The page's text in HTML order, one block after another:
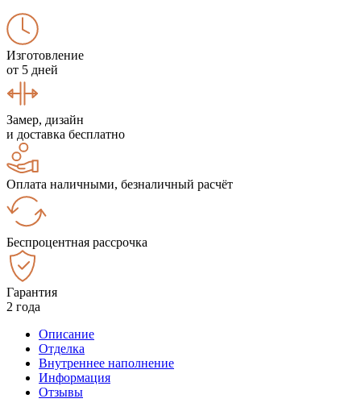
Изготовление
от 5 дней
Замер, дизайн
и доставка бесплатно
Оплата наличными, безналичный расчёт
Беспроцентная рассрочка
Гарантия
2 года
Описание
Отделка
Внутреннее наполнение
Информация
Отзывы